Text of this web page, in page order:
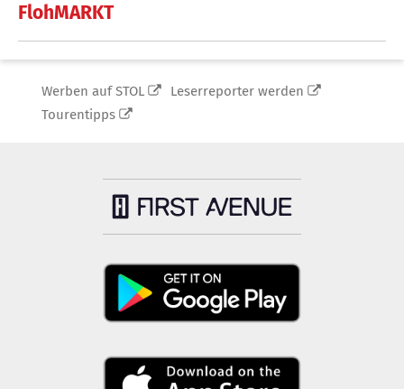
FlohMARKT
Werben auf STOL
Leserreporter werden
Tourentipps